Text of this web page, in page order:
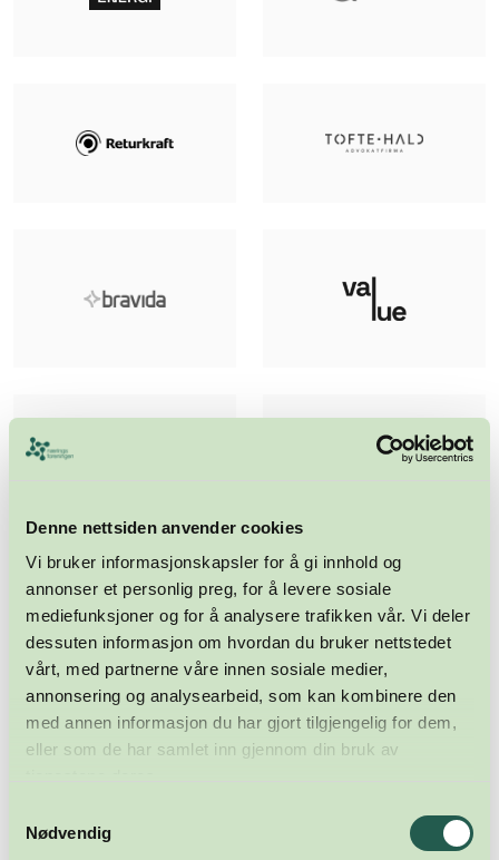
Denne nettsiden anvender cookies
Vi bruker informasjonskapsler for å gi innhold og
annonser et personlig preg, for å levere sosiale
mediefunksjoner og for å analysere trafikken vår. Vi deler
dessuten informasjon om hvordan du bruker nettstedet
vårt, med partnerne våre innen sosiale medier,
annonsering og analysearbeid, som kan kombinere den
med annen informasjon du har gjort tilgjengelig for dem,
eller som de har samlet inn gjennom din bruk av
Nødvendig
Meld deg på nyhetsbrevet